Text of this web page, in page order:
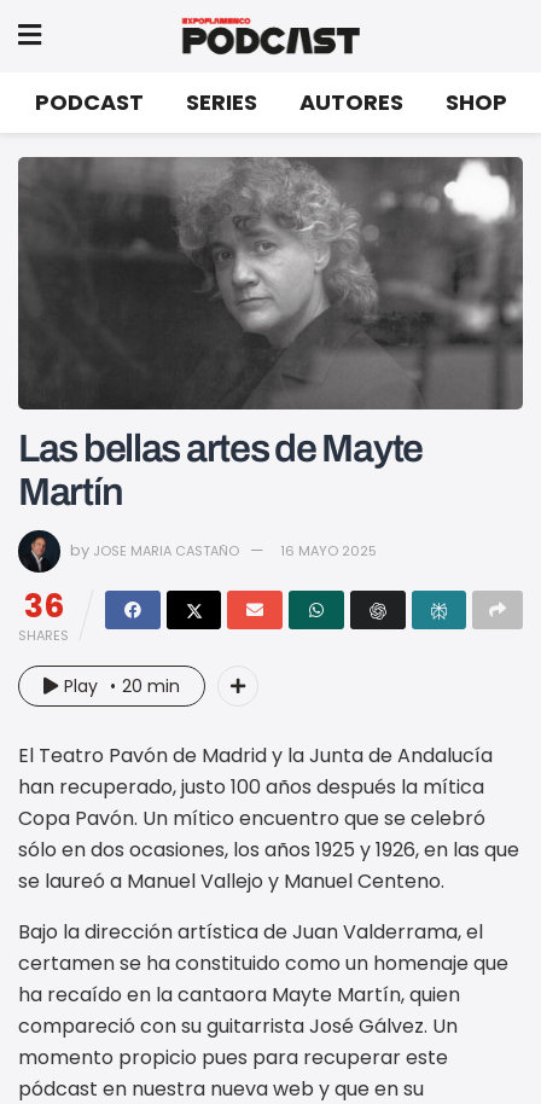
PODCAST SERIES AUTORES SHOP
Las bellas artes de Mayte
Martín
by JOSE MARIA CASTAÑO 16 MAYO 2025
36
SHARES
Play 20 min
El Teatro Pavón de Madrid y la Junta de Andalucía
han recuperado, justo 100 años después la mítica
Copa Pavón. Un mítico encuentro que se celebró
sólo en dos ocasiones, los años 1925 y 1926, en las que
se laureó a Manuel Vallejo y Manuel Centeno.
Bajo la dirección artística de Juan Valderrama, el
certamen se ha constituido como un homenaje que
ha recaído en la cantaora Mayte Martín, quien
compareció con su guitarrista José Gálvez. Un
momento propicio pues para recuperar este
pódcast en nuestra nueva web y que en su